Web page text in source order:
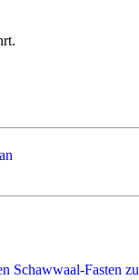
Schawwaal-Fasten zu